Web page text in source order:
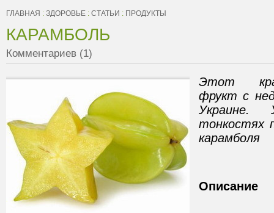
ГЛАВНАЯ : ЗДОРОВЬЕ : СТАТЬИ : ПРОДУКТЫ
КАРАМБОЛЬ
Комментариев (1)
Этот
фрукт с
Украине.
тонкостях
карамболя
Описание